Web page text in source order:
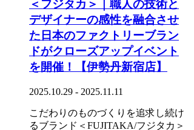
＜フジタカ＞｜職人の技術と
デザイナーの感性を融合させ
た日本のファクトリーブラン
ドがクローズアップイベント
を開催！【伊勢丹新宿店】
2025.10.29 - 2025.11.11
こだわりのものづくりを追求し続け
るブランド＜FUJITAKA/フジタカ＞